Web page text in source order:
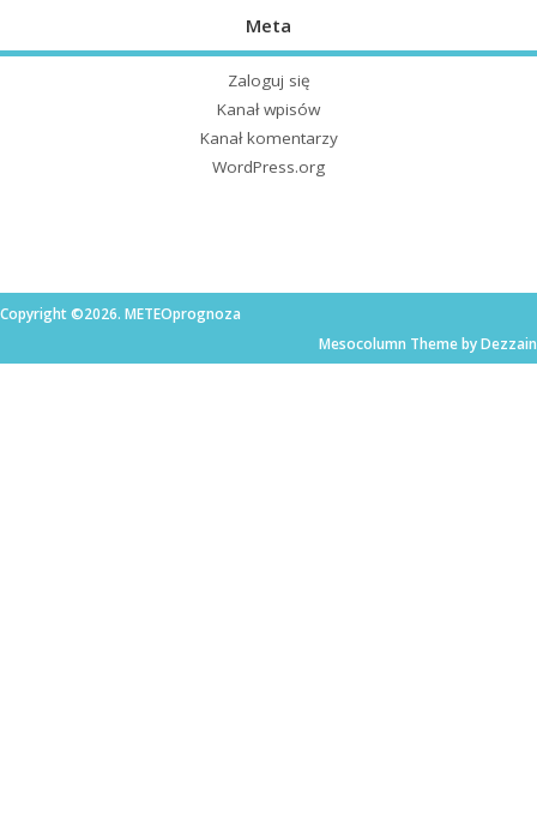
Meta
Zaloguj się
Kanał wpisów
Kanał komentarzy
WordPress.org
Copyright ©2026. METEOprognoza
Mesocolumn Theme by Dezzain